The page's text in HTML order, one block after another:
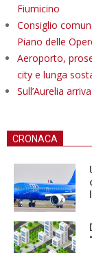
Fiumicino
Consiglio
Piano delle
Aeroporto,
city e lunga
Sull’Aurelia
CRONACA